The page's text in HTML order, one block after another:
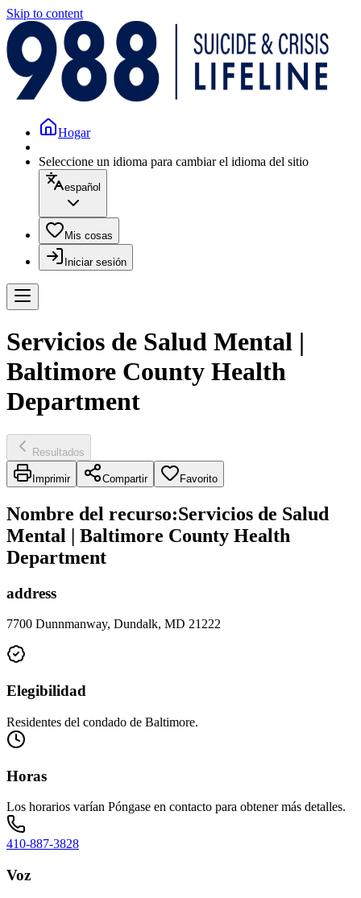
Skip to content
Hogar
Seleccione un idioma para cambiar el idioma del sitio
español
Mis cosas
Iniciar sesión
Servicios de Salud Mental |
Baltimore County Health
Department
Resultados
Imprimir Compartir Favorito
Nombre del recurso:Servicios de Salud
Mental | Baltimore County Health
Department
address
7700 Dunnmanway, Dundalk, MD 21222
Elegibilidad
Residentes del condado de Baltimore.
Horas
Los horarios varían Póngase en contacto para obtener más detalles.
410-887-3828
Voz